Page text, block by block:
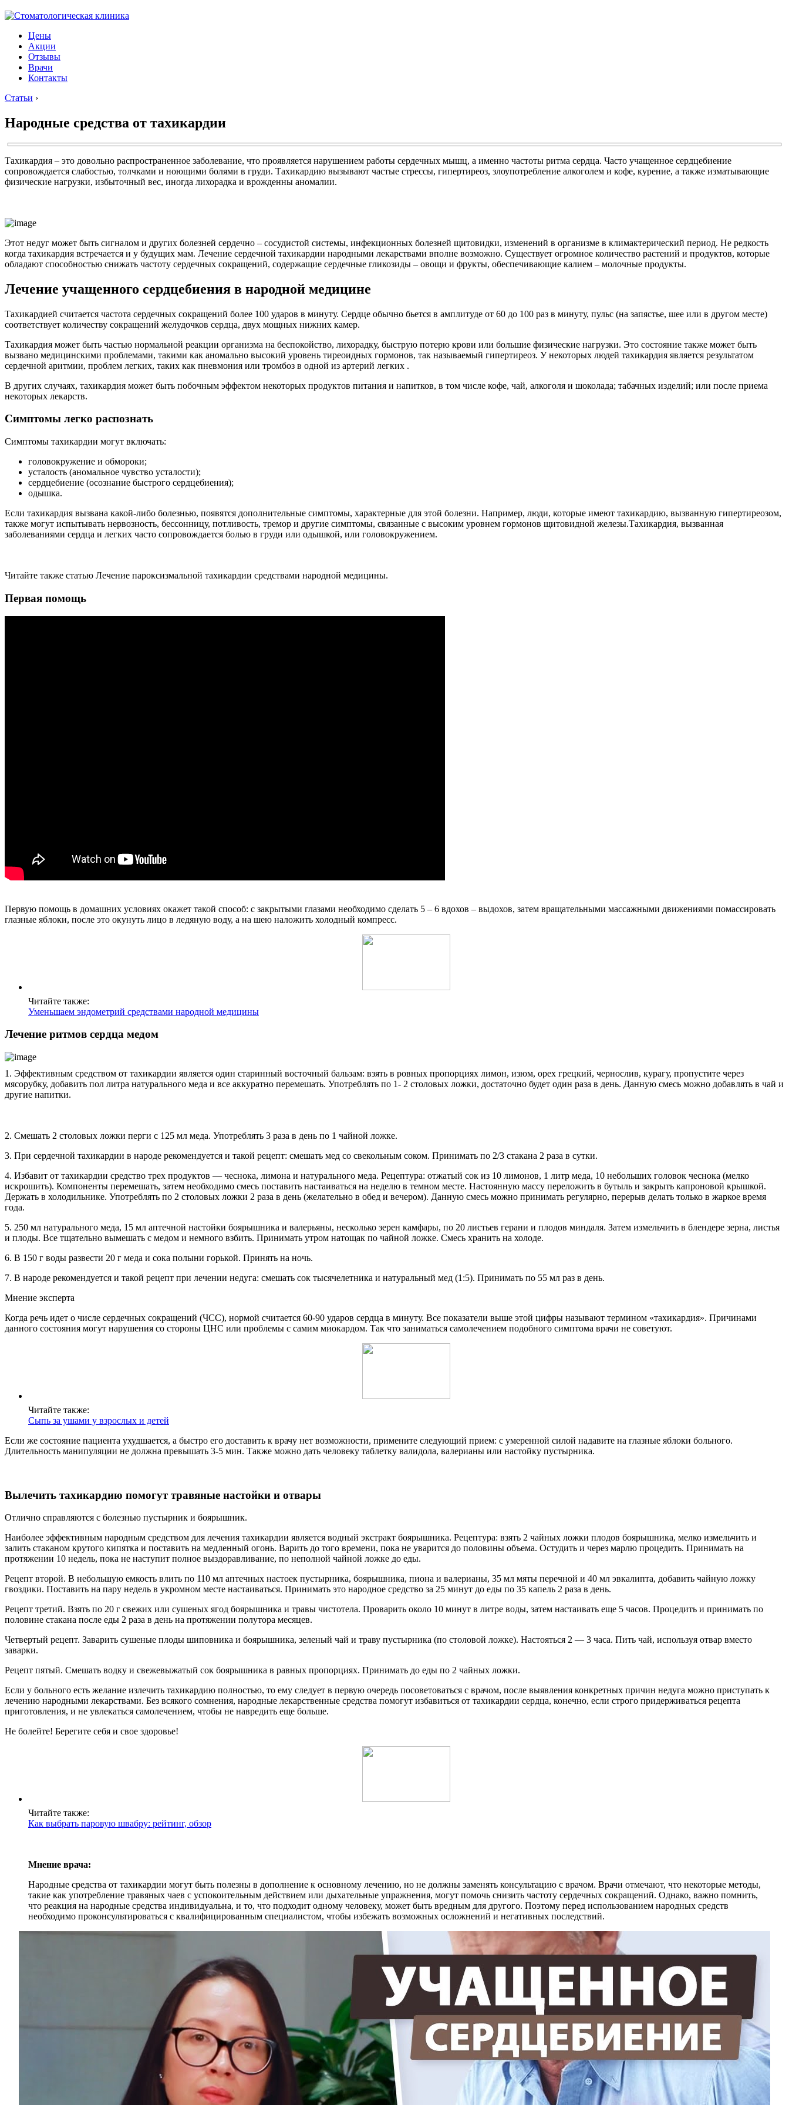
Цены
Акции
Отзывы
Врачи
Контакты
Статьи ›
Народные средства от тахикардии
Тахикардия – это довольно распространенное заболевание, что проявляется нарушением работы сердечных мышц, а именно частоты ритма сердца. Часто учащенное сердцебиение
сопровождается слабостью, толчками и ноющими болями в груди. Тахикардию вызывают частые стрессы, гипертиреоз, злоупотребление алкоголем и кофе, курение, а также изматывающие
физические нагрузки, избыточный вес, иногда лихорадка и врожденны аномалии.
Этот недуг может быть сигналом и других болезней сердечно – сосудистой системы, инфекционных болезней щитовидки, изменений в организме в климактерический период. Не редкость
когда тахикардия встречается и у будущих мам. Лечение сердечной тахикардии народными лекарствами вполне возможно. Существует огромное количество растений и продуктов, которые
обладают способностью снижать частоту сердечных сокращений, содержащие сердечные гликозиды – овощи и фрукты, обеспечивающие калием – молочные продукты.
Лечение учащенного сердцебиения в народной медицине
Тахикардией считается частота сердечных сокращений более 100 ударов в минуту. Сердце обычно бьется в амплитуде от 60 до 100 раз в минуту, пульс (на запястье, шее или в другом месте)
соответствует количеству сокращений желудочков сердца, двух мощных нижних камер.
Тахикардия может быть частью нормальной реакции организма на беспокойство, лихорадку, быструю потерю крови или большие физические нагрузки. Это состояние также может быть
вызвано медицинскими проблемами, такими как аномально высокий уровень тиреоидных гормонов, так называемый гипертиреоз. У некоторых людей тахикардия является результатом
сердечной аритмии, проблем легких, таких как пневмония или тромбоз в одной из артерий легких .
В других случаях, тахикардия может быть побочным эффектом некоторых продуктов питания и напитков, в том числе кофе, чай, алкоголя и шоколада; табачных изделий; или после приема
некоторых лекарств.
Симптомы легко распознать
Симптомы тахикардии могут включать:
головокружение и обмороки;
усталость (аномальное чувство усталости);
сердцебиение (осознание быстрого сердцебиения);
одышка.
Если тахикардия вызвана какой-либо болезнью, появятся дополнительные симптомы, характерные для этой болезни. Например, люди, которые имеют тахикардию, вызванную гипертиреозом,
также могут испытывать нервозность, бессонницу, потливость, тремор и другие симптомы, связанные с высоким уровнем гормонов щитовидной железы.Тахикардия, вызванная
заболеваниями сердца и легких часто сопровождается болью в груди или одышкой, или головокружением.
Читайте также статью Лечение пароксизмальной тахикардии средствами народной медицины.
Первая помощь
Первую помощь в домашних условиях окажет такой способ: с закрытыми глазами необходимо сделать 5 – 6 вдохов – выдохов, затем вращательными массажными движениями помассировать
глазные яблоки, после это окунуть лицо в ледяную воду, а на шею наложить холодный компресс.
Читайте также:
Уменьшаем эндометрий средствами народной медицины
Лечение ритмов сердца медом
1. Эффективным средством от тахикардии является один старинный восточный бальзам: взять в ровных пропорциях лимон, изюм, орех грецкий, чернослив, курагу, пропустите через
мясорубку, добавить пол литра натурального меда и все аккуратно перемешать. Употреблять по 1- 2 столовых ложки, достаточно будет один раза в день. Данную смесь можно добавлять в чай и
другие напитки.
2. Смешать 2 столовых ложки перги с 125 мл меда. Употреблять 3 раза в день по 1 чайной ложке.
3. При сердечной тахикардии в народе рекомендуется и такой рецепт: смешать мед со свекольным соком. Принимать по 2/3 стакана 2 раза в сутки.
4. Избавит от тахикардии средство трех продуктов — чеснока, лимона и натурального меда. Рецептура: отжатый сок из 10 лимонов, 1 литр меда, 10 небольших головок чеснока (мелко
искрошить). Компоненты перемешать, затем необходимо смесь поставить настаиваться на неделю в темном месте. Настоянную массу переложить в бутыль и закрыть капроновой крышкой.
Держать в холодильнике. Употреблять по 2 столовых ложки 2 раза в день (желательно в обед и вечером). Данную смесь можно принимать регулярно, перерыв делать только в жаркое время
года.
5. 250 мл натурального меда, 15 мл аптечной настойки боярышника и валерьяны, несколько зерен камфары, по 20 листьев герани и плодов миндаля. Затем измельчить в блендере зерна, листья
и плоды. Все тщательно вымешать с медом и немного взбить. Принимать утром натощак по чайной ложке. Смесь хранить на холоде.
6. В 150 г воды развести 20 г меда и сока полыни горькой. Принять на ночь.
7. В народе рекомендуется и такой рецепт при лечении недуга: смешать сок тысячелетника и натуральный мед (1:5). Принимать по 55 мл раз в день.
Мнение эксперта
Когда речь идет о числе сердечных сокращений (ЧСС), нормой считается 60-90 ударов сердца в минуту. Все показатели выше этой цифры называют термином «тахикардия». Причинами
данного состояния могут нарушения со стороны ЦНС или проблемы с самим миокардом. Так что заниматься самолечением подобного симптома врачи не советуют.
Читайте также:
Сыпь за ушами у взрослых и детей
Если же состояние пациента ухудшается, а быстро его доставить к врачу нет возможности, примените следующий прием: с умеренной силой надавите на глазные яблоки больного.
Длительность манипуляции не должна превышать 3-5 мин. Также можно дать человеку таблетку валидола, валерианы или настойку пустырника.
Вылечить тахикардию помогут травяные настойки и отвары
Отлично справляются с болезнью пустырник и боярышник.
Наиболее эффективным народным средством для лечения тахикардии является водный экстракт боярышника. Рецептура: взять 2 чайных ложки плодов боярышника, мелко измельчить и
залить стаканом крутого кипятка и поставить на медленный огонь. Варить до того времени, пока не уварится до половины объема. Остудить и через марлю процедить. Принимать на
протяжении 10 недель, пока не наступит полное выздоравливание, по неполной чайной ложке до еды.
Рецепт второй. В небольшую емкость влить по 110 мл аптечных настоек пустырника, боярышника, пиона и валерианы, 35 мл мяты перечной и 40 мл эвкалипта, добавить чайную ложку
гвоздики. Поставить на пару недель в укромном месте настаиваться. Принимать это народное средство за 25 минут до еды по 35 капель 2 раза в день.
Рецепт третий. Взять по 20 г свежих или сушеных ягод боярышника и травы чистотела. Проварить около 10 минут в литре воды, затем настаивать еще 5 часов. Процедить и принимать по
половине стакана после еды 2 раза в день на протяжении полутора месяцев.
Четвертый рецепт. Заварить сушеные плоды шиповника и боярышника, зеленый чай и траву пустырника (по столовой ложке). Настояться 2 — 3 часа. Пить чай, используя отвар вместо
заварки.
Рецепт пятый. Смешать водку и свежевыжатый сок боярышника в равных пропорциях. Принимать до еды по 2 чайных ложки.
Если у больного есть желание излечить тахикардию полностью, то ему следует в первую очередь посоветоваться с врачом, после выявления конкретных причин недуга можно приступать к
лечению народными лекарствами. Без всякого сомнения, народные лекарственные средства помогут избавиться от тахикардии сердца, конечно, если строго придерживаться рецепта
приготовления, и не увлекаться самолечением, чтобы не навредить еще больше.
Не болейте! Берегите себя и свое здоровье!
Читайте также:
Как выбрать паровую швабру: рейтинг, обзор
Мнение врача:
Народные средства от тахикардии могут быть полезны в дополнение к основному лечению, но не должны заменять консультацию с врачом. Врачи отмечают, что некоторые методы,
такие как употребление травяных чаев с успокоительным действием или дыхательные упражнения, могут помочь снизить частоту сердечных сокращений. Однако, важно помнить,
что реакция на народные средства индивидуальна, и то, что подходит одному человеку, может быть вредным для другого. Поэтому перед использованием народных средств
необходимо проконсультироваться с квалифицированным специалистом, чтобы избежать возможных осложнений и негативных последствий.